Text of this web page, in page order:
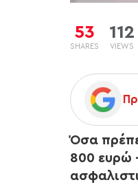
53
SHARES
112
VIEWS
Όσα
800 ευρώ